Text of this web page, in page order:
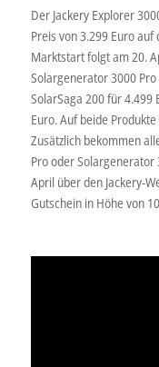
Der Jackery Explorer
Preis von 3.299 Euro auf
Marktstart folgt am 20.
Solargenerator 3000
SolarSaga 200 für 4.499
Euro. Auf beide
Zusätzlich bekommen
Pro oder Solargenerator
April über den Jackery-
Gutschein in Höhe von